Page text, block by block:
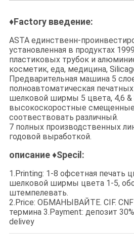
♦Factory введение:
ASTA единственн-
установленная в продуктах
пластиковых трубок и
косметик, еда, медицина,
Предварительная машина 5
полноавтоматическая
шелковой ширмы 5 цвета, 4,6 &
высокоскоростные
соотвествовать различный.
7 полных производственных
годовой выработкой.
описание ♦Specil:
1.Printing: 1-8 офсетная печать
шелковой ширмы цвета 1-5,
штемпелевать.
2.Price: ОБМАНЫВАЙТЕ. CIF. CNF
термина 3.Payment: депозит
delivey